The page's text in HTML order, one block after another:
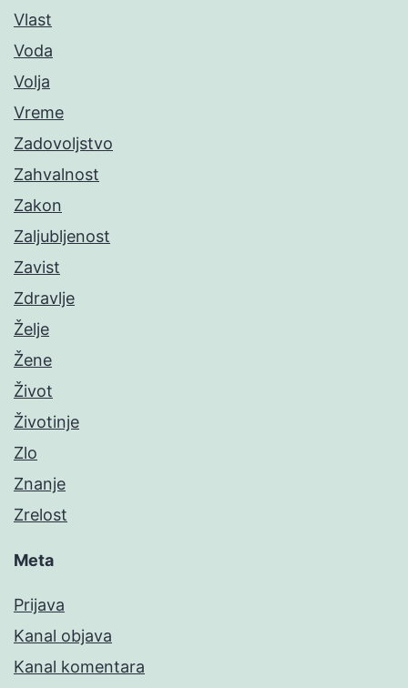
Vlast
Voda
Volja
Vreme
Zadovoljstvo
Zahvalnost
Zakon
Zaljubljenost
Zavist
Zdravlje
Želje
Žene
Život
Životinje
Zlo
Znanje
Zrelost
Meta
Prijava
Kanal objava
Kanal komentara